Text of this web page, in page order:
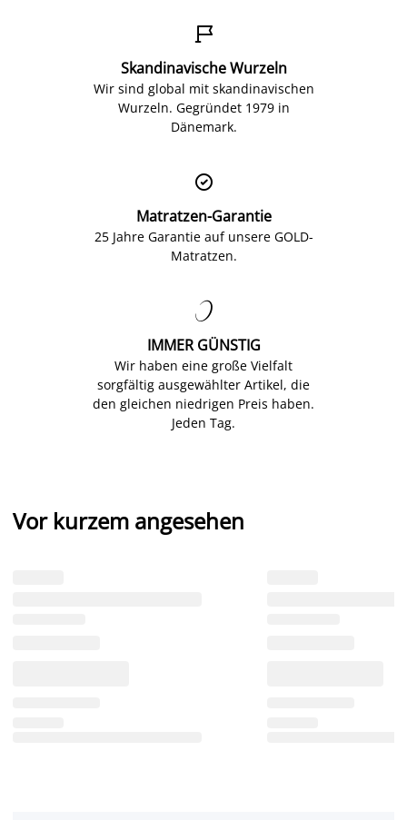

Skandinavische Wurzeln
Wir sind global mit skandinavischen
Wurzeln. Gegründet 1979 in
Dänemark.

Matratzen-Garantie
25 Jahre Garantie auf unsere GOLD-
Matratzen.

IMMER GÜNSTIG
Wir haben eine große Vielfalt
sorgfältig ausgewählter Artikel, die
den gleichen niedrigen Preis haben.
Jeden Tag.
Vor kurzem angesehen